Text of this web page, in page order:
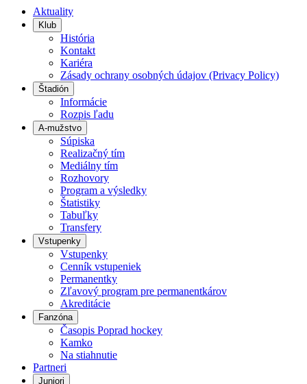
Aktuality
Klub
História
Kontakt
Kariéra
Zásady ochrany osobných údajov (Privacy Policy)
Štadión
Informácie
Rozpis ľadu
A-mužstvo
Súpiska
Realizačný tím
Mediálny tím
Rozhovory
Program a výsledky
Štatistiky
Tabuľky
Transfery
Vstupenky
Vstupenky
Cenník vstupeniek
Permanentky
Zľavový program pre permanentkárov
Akreditácie
Fanzóna
Časopis Poprad hockey
Kamko
Na stiahnutie
Partneri
Juniori